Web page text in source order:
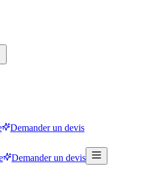
Demander un devis
Demander un devis